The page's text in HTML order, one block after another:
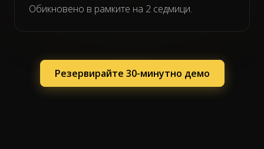
Обикновено в рамките на 2 седмици.
Резервирайте 30-минутно демо